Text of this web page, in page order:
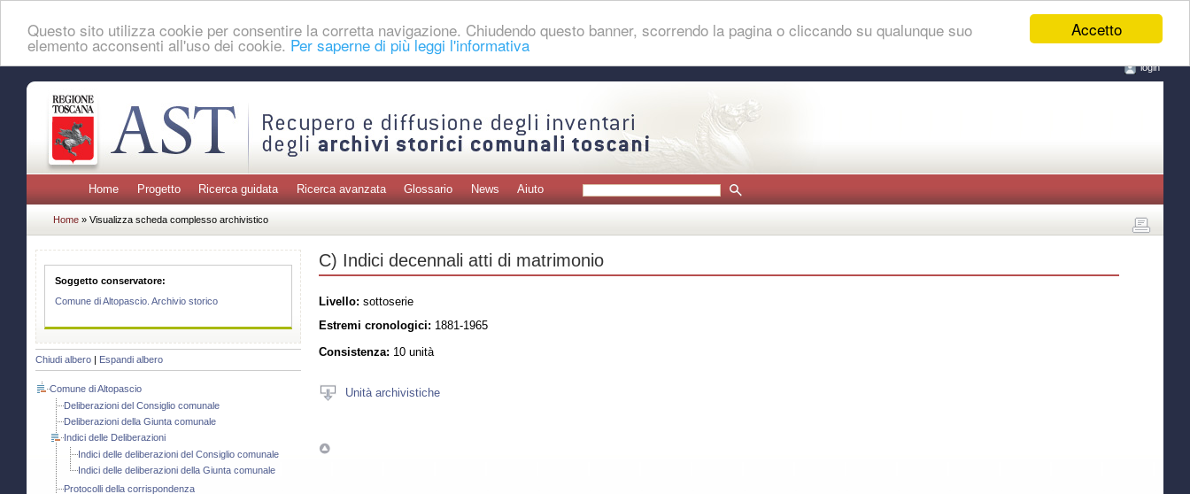
Accetto
Questo sito utilizza cookie per consentire la corretta navigazione. Chiudendo questo banner, scorrendo la pagina o cliccando su qualunque suo
elemento acconsenti all'uso dei cookie. Per saperne di più leggi l'informativa
login
Home Progetto Ricerca guidata Ricerca avanzata Glossario News Aiuto
Home » Visualizza scheda complesso archivistico
Soggetto conservatore:
Comune di Altopascio. Archivio storico
Chiudi albero Espandi albero
Comune di Altopascio
Deliberazioni del Consiglio comunale
Deliberazioni della Giunta comunale
Indici delle Deliberazioni
Indici delle deliberazioni del Consiglio comunale
Indici delle deliberazioni della Giunta comunale
Protocolli della corrispondenza
C) Indici decennali atti di matrimonio
Livello: sottoserie
Estremi cronologici: 1881-1965
Consistenza: 10 unità
Unità archivistiche